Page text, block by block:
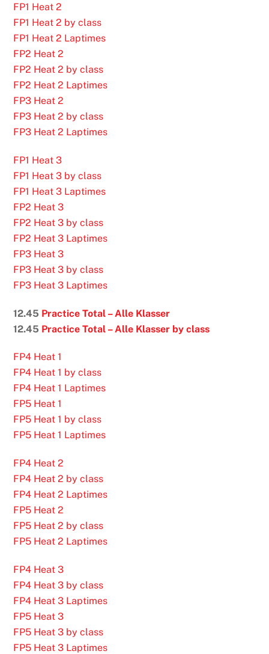
FP1 Heat 2
FP1 Heat 2 by class
FP1 Heat 2 Laptimes
FP2 Heat 2
FP2 Heat 2 by class
FP2 Heat 2 Laptimes
FP3 Heat 2
FP3 Heat 2 by class
FP3 Heat 2 Laptimes
FP1 Heat 3
FP1 Heat 3 by class
FP1 Heat 3 Laptimes
FP2 Heat 3
FP2 Heat 3 by class
FP2 Heat 3 Laptimes
FP3 Heat 3
FP3 Heat 3 by class
FP3 Heat 3 Laptimes
12.45 Practice Total – Alle Klasser
12.45 Practice Total – Alle Klasser by class
FP4 Heat 1
FP4 Heat 1 by class
FP4 Heat 1 Laptimes
FP5 Heat 1
FP5 Heat 1 by class
FP5 Heat 1 Laptimes
FP4 Heat 2
FP4 Heat 2 by class
FP4 Heat 2 Laptimes
FP5 Heat 2
FP5 Heat 2 by class
FP5 Heat 2 Laptimes
FP4 Heat 3
FP4 Heat 3 by class
FP4 Heat 3 Laptimes
FP5 Heat 3
FP5 Heat 3 by class
FP5 Heat 3 Laptimes